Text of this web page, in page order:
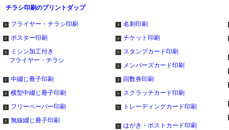
チラシ印刷のプリントダップ
フライヤー・チラシ印刷
ポスター印刷
ミシン加工付き
フライヤー・チラシ
中綴じ冊子印刷
横型中綴じ冊子印刷
フリーペーパー印刷
無線綴じ冊子印刷
名刺印刷
チケット印刷
スタンプカード印刷
メンバーズカード印刷
回数券印刷
スクラッチカード印刷
トレーディングカード印刷
はがき・ポストカード印刷